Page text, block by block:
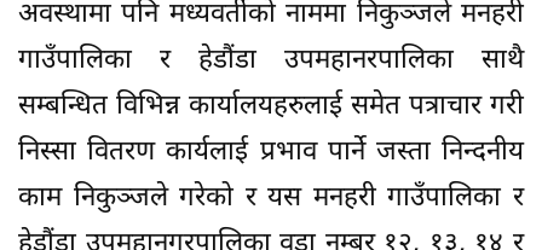
अवस्थामा पनि मध्यवर्तीको नाममा निकुञ्जले मनहरी
गाउँपालिका र हेडौंडा उपमहानरपालिका साथै
सम्बन्धित विभिन्न कार्यालयहरुलाई समेत पत्राचार गरी
निस्सा वितरण कार्यलाई प्रभाव पार्ने जस्ता निन्दनीय
काम निकुञ्जले गरेको र यस मनहरी गाउँपालिका र